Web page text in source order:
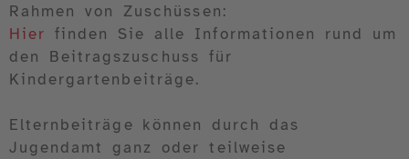
Rahmen von Zuschüssen:
Hier finden Sie alle Informationen rund um
den Beitragszuschuss für
Kindergartenbeiträge.
Elternbeiträge können durch das
Jugendamt ganz oder teilweise